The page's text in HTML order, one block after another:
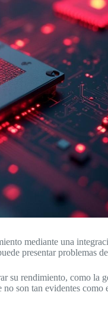
mediante una
presentar problemas
su rendimiento, como
son tan evidentes como